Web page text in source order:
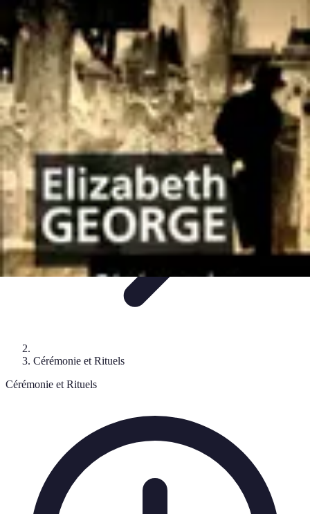
Noces d'Or
Idées et Inspirations
Discours et vœuxCadeaux et
souvenirs CélébrationActivités et animations
Noces d'Or
Cérémonie et Rituels
Cérémonie et Rituels